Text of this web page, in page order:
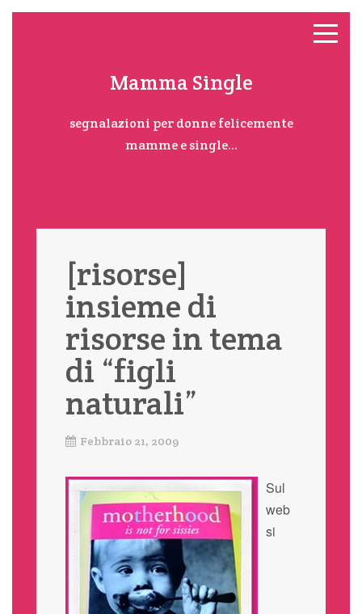
Mamma Single
segnalazioni per donne felicemente
mamme e single...
[risorse]
insieme di
risorse in tema
di “figli
naturali”
Febbraio 21, 2009
Sul
web
si